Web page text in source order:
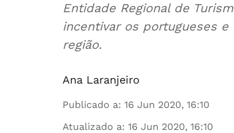
Entidade Regional de
incentivar os portugueses
região.
Ana Laranjeiro
Publicado a: 16 Jun 2020, 16:10
Atualizado a: 16 Jun 2020, 16:10